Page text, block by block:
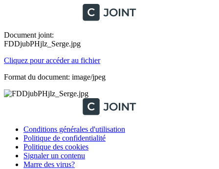
Document joint:
FDDjubPHjlz_Serge.jpg
Cliquez pour accéder au fichier
Format du document: image/jpeg
Conditions générales d'utilisation
Politique de confidentialité
Politique des cookies
Signaler un contenu
Marre des virus?